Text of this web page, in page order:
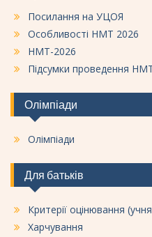
Посилання на УЦОЯ
Особливості НМТ 2026
НМТ-2026
Підсумки проведення
Олімпіади
Олімпіади
Для батьків
Критерії оцінювання
Харчування